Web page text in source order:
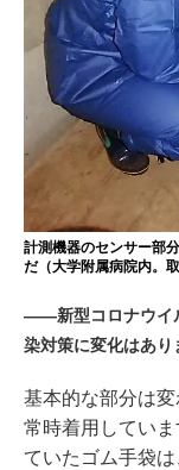
計測機器のセンサー部
だ（大学附属病院内。取
――新型コロナウイ
染対策に変化はあり
基本的な部分は
常時着用してい
ていたゴム手袋